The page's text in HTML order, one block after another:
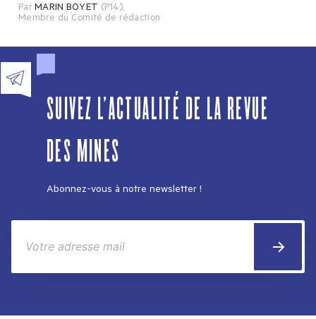
ParMARIN BOYET (P14),
Membre du Comité de rédaction
SUIVEZ L'ACTUALITÉ DE LA REVUE
DES MINES
Abonnez-vous à notre newsletter !